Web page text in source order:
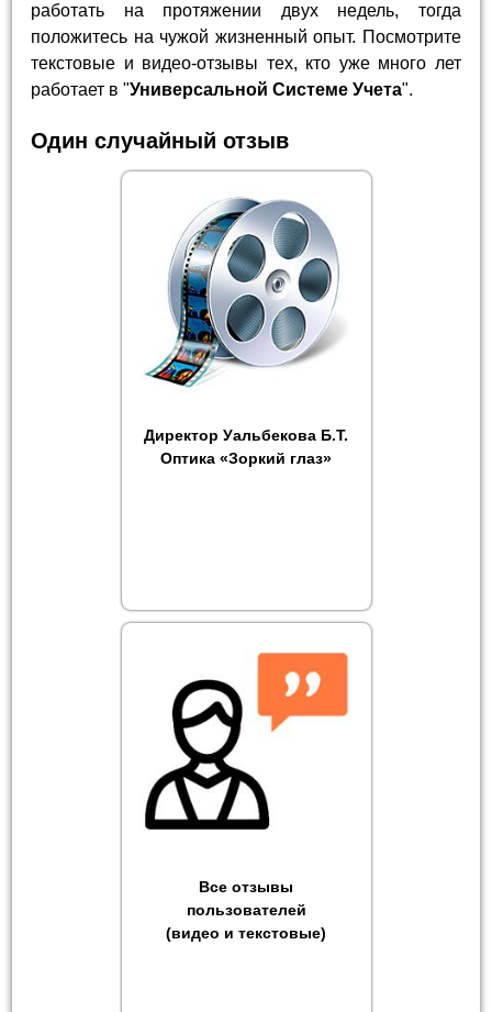
работать на протяжении двух недель, тогда
положитесь на чужой жизненный опыт. Посмотрите
текстовые и видео-отзывы тех, кто уже много лет
работает в "Универсальной Системе Учета".
Один случайный отзыв
Директор Уальбекова Б.Т.
Оптика «Зоркий глаз»
Все отзывы
пользователей
(видео и текстовые)